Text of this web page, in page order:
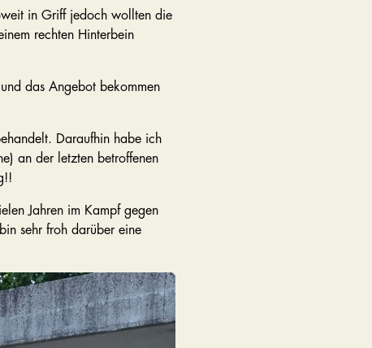
in Griff jedoch wollten die
rechten Hinterbein
das Angebot bekommen
Daraufhin habe ich
an der letzten betroffenen
Jahren im Kampf gegen
sehr froh darüber eine